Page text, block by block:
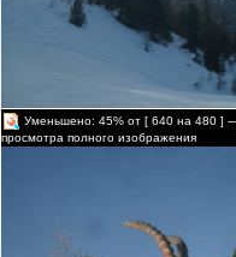
Уменьшено: 45% от [ 640 на 480 ]
просмотра полного изображения